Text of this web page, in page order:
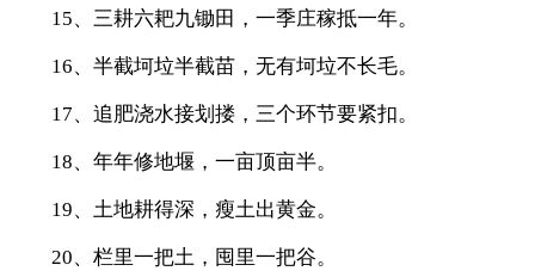
15、三耕六耙九锄田，一季庄稼抵一年。
16、半截坷垃半截苗，无有坷垃不长毛。
17、追肥浇水接划搂，三个环节要紧扣。
18、年年修地堰，一亩顶亩半。
19、土地耕得深，瘦土出黄金。
20、栏里一把土，囤里一把谷。